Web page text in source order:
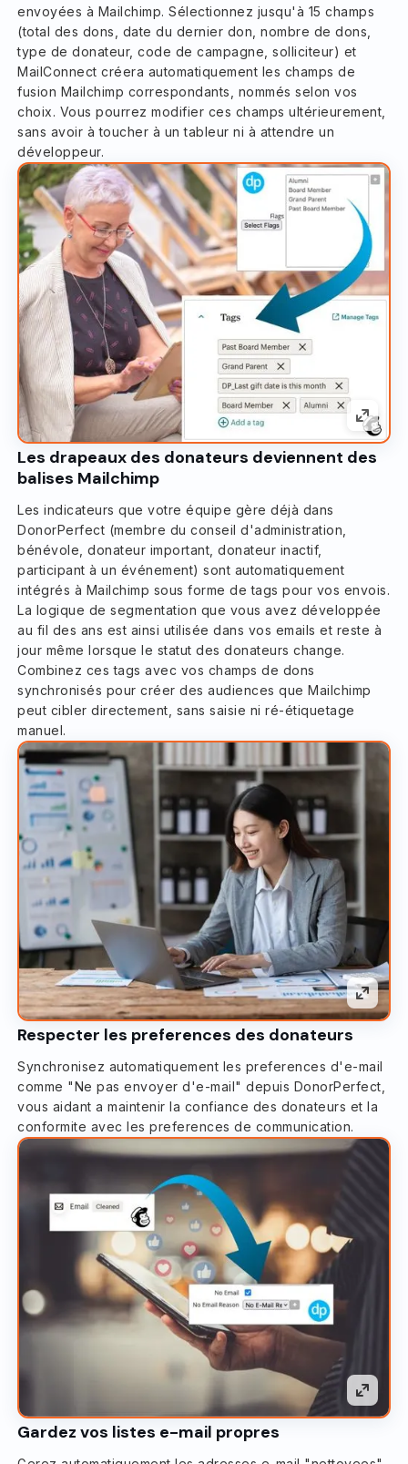
envoyées à Mailchimp. Sélectionnez jusqu'à 15 champs
(total des dons, date du dernier don, nombre de dons,
type de donateur, code de campagne, solliciteur) et
MailConnect créera automatiquement les champs de
fusion Mailchimp correspondants, nommés selon vos
choix. Vous pourrez modifier ces champs ultérieurement,
sans avoir à toucher à un tableur ni à attendre un
développeur.
Les drapeaux des donateurs deviennent des
balises Mailchimp
Les indicateurs que votre équipe gère déjà dans
DonorPerfect (membre du conseil d'administration,
bénévole, donateur important, donateur inactif,
participant à un événement) sont automatiquement
intégrés à Mailchimp sous forme de tags pour vos envois.
La logique de segmentation que vous avez développée
au fil des ans est ainsi utilisée dans vos emails et reste à
jour même lorsque le statut des donateurs change.
Combinez ces tags avec vos champs de dons
synchronisés pour créer des audiences que Mailchimp
peut cibler directement, sans saisie ni ré-étiquetage
manuel.
Respecter les preferences des donateurs
Synchronisez automatiquement les preferences d'e-mail
comme "Ne pas envoyer d'e-mail" depuis DonorPerfect,
vous aidant a maintenir la confiance des donateurs et la
conformite avec les preferences de communication.
Gardez vos listes e-mail propres